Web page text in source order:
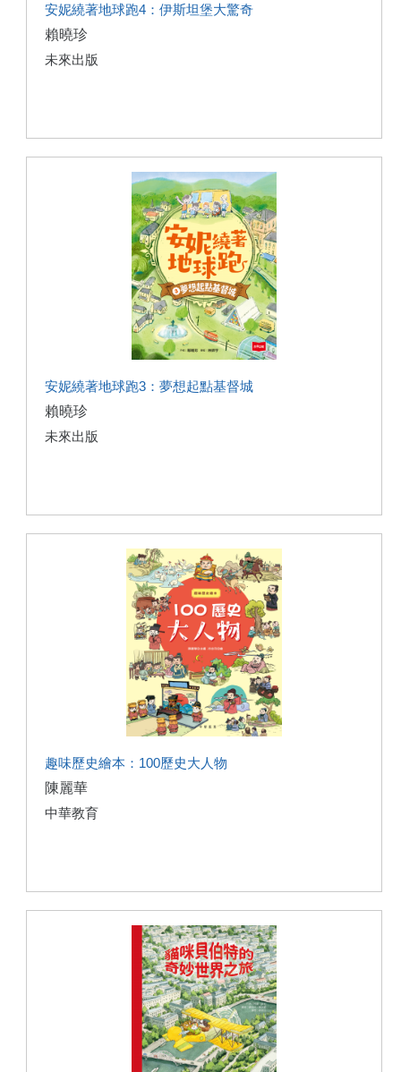
安妮繞著地球跑4：伊斯坦堡大驚奇
賴曉珍
未來出版
安妮繞著地球跑3：夢想起點基督城
賴曉珍
未來出版
趣味歷史繪本：100歷史大人物
陳麗華
中華教育